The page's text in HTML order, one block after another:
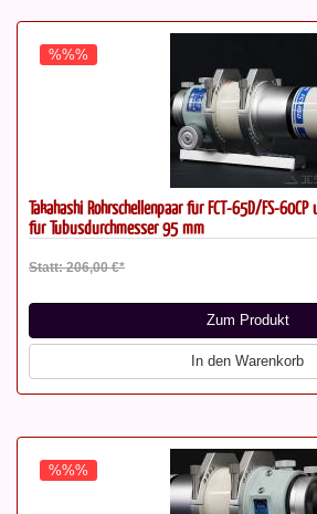
%%%
Takahashi Rohrschellenpaar für FCT-65D/FS-60CP
für Tubusdurchmesser 95 mm
Statt: 206,00 €*
Zum Produkt
In den Warenkorb
%%%